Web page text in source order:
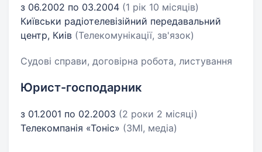
з 06.2002 по 03.2004 (1 рік 10 місяців)
Київськи радіотелевізійний передавальний
центр, Киів (Телекомунікації, зв'язок)
Судові справи, договірна робота, листування
Юрист-господарник
з 01.2001 по 02.2003 (2 роки 2 місяці)
Телекомпанія «Тоніс» (ЗМІ, медіа)